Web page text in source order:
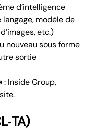
d’intelligence
modèle de
etc.)
nouveau sous forme
sortie
: Inside Group,